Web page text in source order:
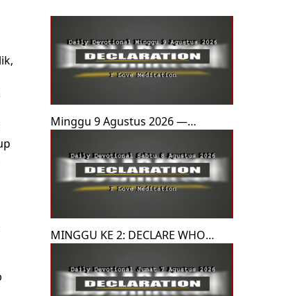
Minggu 9 Agustus 2026 —
MINGGU KE 2: DECLARE WHO
di Tengah Krisis) Sabtu 8 Agustus
2026 — Lagu di Atas Gelombang